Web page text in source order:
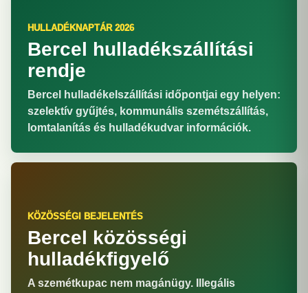
HULLADÉKNAPTÁR 2026
Bercel hulladékszállítási
rendje
Bercel hulladékelszállítási időpontjai egy helyen:
szelektív gyűjtés, kommunális szemétszállítás,
lomtalanítás és hulladékudvar információk.
KÖZÖSSÉGI BEJELENTÉS
Bercel közösségi
hulladékfigyelő
A szemétkupac nem magánügy. Illegális